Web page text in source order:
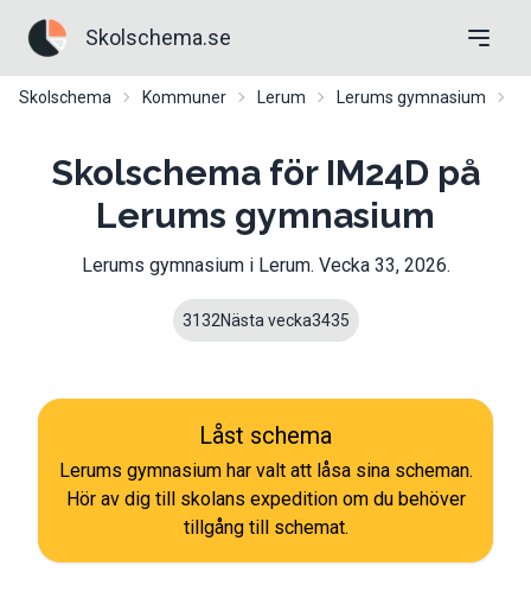
Skolschema.se
Skolschema Kommuner Lerum Lerums gymnasium
Skolschema för IM24D på
Lerums gymnasium
Lerums gymnasiumi Lerum. Vecka 33, 2026.
3132Nästa vecka3435
Låst schema
Lerums gymnasiumhar valt att låsa sina scheman.
Hör av dig till skolans expedition om du behöver
tillgång till schemat.